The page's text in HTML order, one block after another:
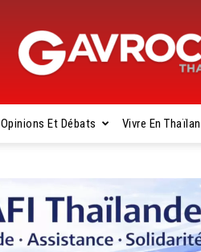
Gavroche
Thaïlande
Opinions Et Débats Vivre En